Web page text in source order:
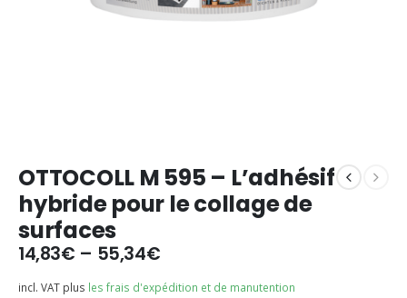
OTTOCOLL M 595 – L’adhésif
hybride pour le collage de
surfaces
14,83€ – 55,34€
incl. VAT plus les frais d'expédition et de manutention